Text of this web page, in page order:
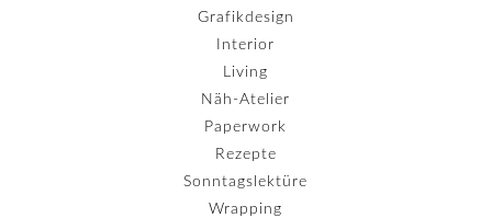
Grafikdesign
Interior
Living
Näh-Atelier
Paperwork
Rezepte
Sonntagslektüre
Wrapping